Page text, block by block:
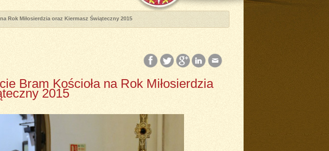
Rok Miłosierdzia oraz Kiermasz Świąteczny 2015
Bram Kościoła na Rok Miłosierdzia
2015